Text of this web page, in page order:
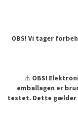
OBS! Vi tager
⚠️ OBS!
emballagen er
testet. Dette gælder